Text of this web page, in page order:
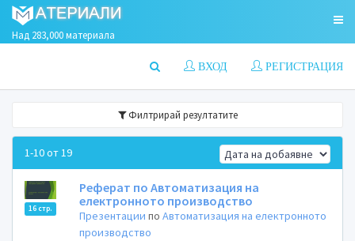
Над 283,000 материала
РЕГИСТРАЦИЯ
ВХОД
Филтрирай резултатите
1-10 от 19
16 стр.
Реферат по Автоматизация на
електронното производство
Презентации поАвтоматизация на електронното
производство